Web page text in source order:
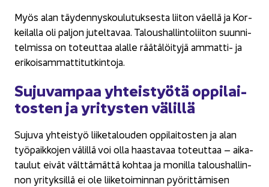
Myös alan täy­den­nys­kou­lu­tuk­ses­ta lii­ton väel­lä ja Kor­
kei­lal­la oli pal­jon ju­tel­ta­vaa. Ta­lous­hal­lin­to­lii­ton suun­ni­
tel­mis­sa on to­teut­taa alal­le rää­tä­löi­ty­jä ammatti-​ ja
eri­koi­sam­mat­ti­tut­kin­to­ja.
Su­ju­vam­paa yh­teis­työ­tä op­pi­lai­
tos­ten ja yri­tys­ten vä­lil­lä
Su­ju­va yh­teis­työ lii­ke­ta­lou­den op­pi­lai­tos­ten ja alan
työ­paik­ko­jen vä­lil­lä voi olla haas­ta­vaa to­teut­taa – ai­ka­
tau­lut eivät vält­tä­mät­tä koh­taa ja mo­nil­la ta­lous­hal­lin­
non yri­tyk­sil­lä ei ole lii­ke­toi­min­nan pyö­rit­tä­mi­sen